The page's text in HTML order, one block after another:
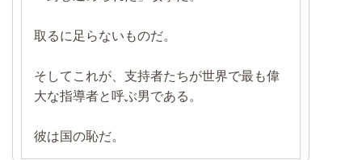
取るに足らないものだ。
そしてこれが、支持者たちが世界で最も偉
大な指導者と呼ぶ男である。
彼は国の恥だ。